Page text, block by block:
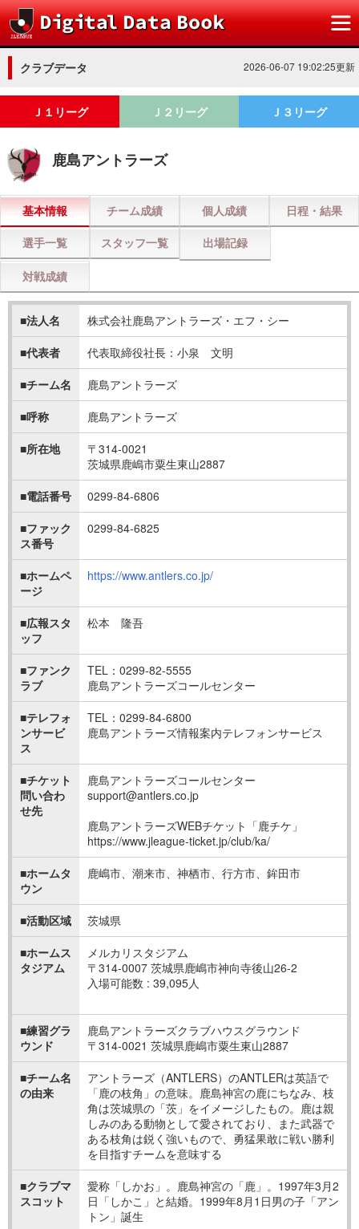
クラブデータ 2026-06-07 19:02:25更新
Ｊ１リーグ Ｊ２リーグ Ｊ３リーグ
鹿島アントラーズ
基本情報 チーム成績 個人成績
日程・結果
選手一覧
スタッフ一覧 出場記録
対戦成績
■法人名
株式会社鹿島アントラーズ・エフ・シー
■代表者
代表取締役社長：小泉 文明
■チーム名
鹿島アントラーズ
■呼称
鹿島アントラーズ
■所在地
〒314-0021
茨城県鹿嶋市粟生東山2887
■電話番号
0299-84-6806
■ファック
ス番号
0299-84-6825
■ホームペ
ージ
https://www.antlers.co.jp/
■広報スタ
ッフ
松本 隆吾
■ファンク
ラブ
TEL：0299-82-5555
鹿島アントラーズコールセンター
■テレフォ
ンサービ
ス
TEL：0299-84-6800
鹿島アントラーズ情報案内テレフォンサービス
■チケット
問い合わ
せ先
鹿島アントラーズコールセンター
support@antlers.co.jp
鹿島アントラーズWEBチケット「鹿チケ」
https://www.jleague-ticket.jp/club/ka/
■ホームタ
ウン
鹿嶋市、潮来市、神栖市、行方市、鉾田市
■活動区域
茨城県
■ホームス
タジアム
メルカリスタジアム
〒314-0007 茨城県鹿嶋市神向寺後山26-2
入場可能数 : 39,095人
■練習グラ
ウンド
鹿島アントラーズクラブハウスグラウンド
〒314-0021 茨城県鹿嶋市粟生東山2887
■チーム名
の由来
アントラーズ（ANTLERS）のANTLERは英語で
「鹿の枝角」の意味。鹿島神宮の鹿にちなみ、枝
角は茨城県の「茨」をイメージしたもの。鹿は親
しみのある動物として愛されており、また武器で
ある枝角は鋭く強いもので、勇猛果敢に戦い勝利
を目指すチームを意味する
■クラブマ
スコット
愛称「しかお」。鹿島神宮の「鹿」。1997年3月2
日「しかこ」と結婚。1999年8月1日男の子「アン
トン」誕生